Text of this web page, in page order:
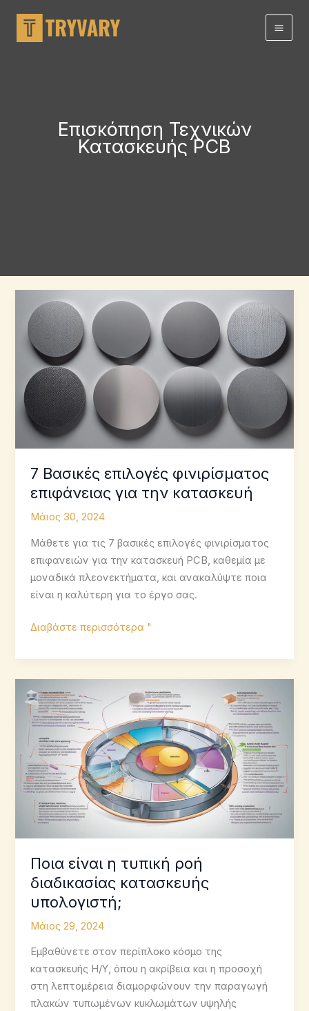
περιεχόμενο
Επισκόπηση Τεχνικών
Κατασκευής PCB
7 Βασικές επιλογές φινιρίσματος
επιφάνειας για την κατασκευή
Μάιος 30, 2024
Μάθετε για τις 7 βασικές επιλογές φινιρίσματος
επιφανειών για την κατασκευή PCB, καθεμία με
μοναδικά πλεονεκτήματα, και ανακαλύψτε ποια
είναι η καλύτερη για το έργο σας.
7
επιλογές
φινιρίσματος
επιφάνειας
για
την
κατασκευή
Διαβάστε περισσότερα "
Ποια είναι η τυπική ροή
διαδικασίας κατασκευής
υπολογιστή;
Μάιος 29, 2024
Εμβαθύνετε στον περίπλοκο κόσμο της
κατασκευής Η/Υ, όπου η ακρίβεια και η προσοχή
στη λεπτομέρεια διαμορφώνουν την παραγωγή
πλακών τυπωμένων κυκλωμάτων υψηλής